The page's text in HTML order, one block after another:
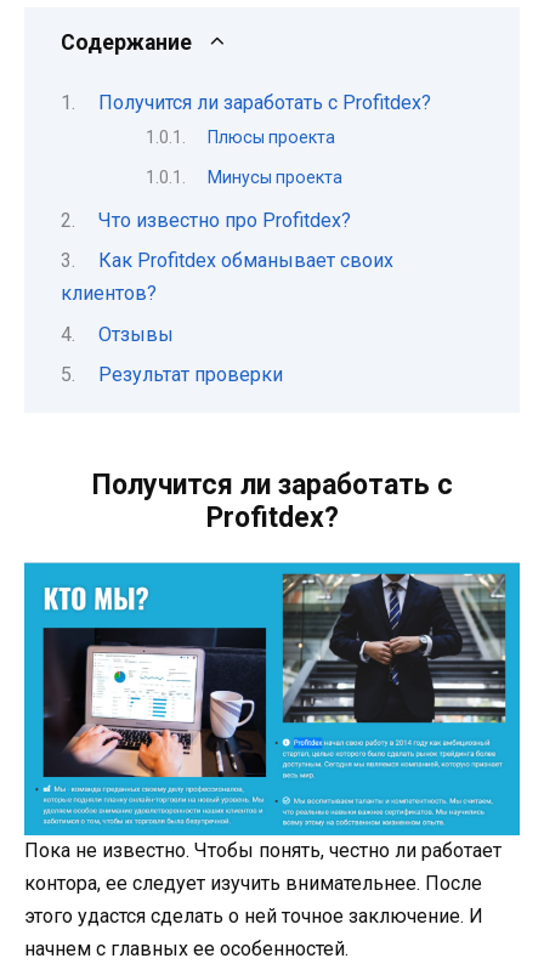
Содержание
Получится ли заработать с Profitdex?
Плюсы проекта
Минусы проекта
Что известно про Profitdex?
Как Profitdex обманывает своих
клиентов?
Отзывы
Результат проверки
Получится ли заработать с
Profitdex?
Пока не известно. Чтобы понять, честно ли работает
контора, ее следует изучить внимательнее. После
этого удастся сделать о ней точное заключение. И
начнем с главных ее особенностей.